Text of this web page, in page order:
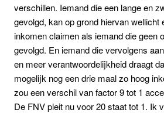
verschillen. Iemand die een lange en
gevolgd, kan op grond hiervan wellicht
inkomen claimen als iemand die geen
gevolgd. En iemand die vervolgens
en meer verantwoordelijkheid draagt
mogelijk nog een drie maal zo hoog
zou een verschil van factor 9 tot 1
De FNV pleit nu voor 20 staat tot 1. Ik